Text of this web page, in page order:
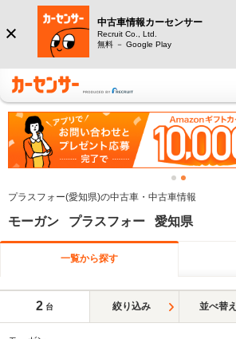
中古車情報カーセンサー
Recruit Co., Ltd.
無料 － Google Play
プラスフォー(愛知県)の中古車・中古車情報
モーガン プラスフォー 愛知県
一覧から探す
2 台 絞り込み 並べ替え